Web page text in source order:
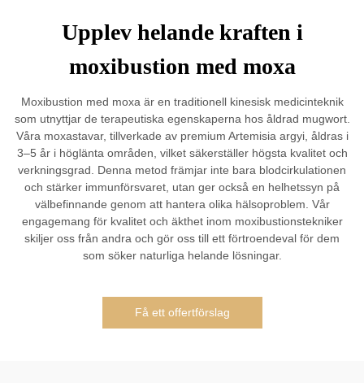
Upplev helande kraften i
moxibustion med moxa
Moxibustion med moxa är en traditionell kinesisk medicinteknik
som utnyttjar de terapeutiska egenskaperna hos åldrad mugwort.
Våra moxastavar, tillverkade av premium Artemisia argyi, åldras i
3–5 år i höglänta områden, vilket säkerställer högsta kvalitet och
verkningsgrad. Denna metod främjar inte bara blodcirkulationen
och stärker immunförsvaret, utan ger också en helhetssyn på
välbefinnande genom att hantera olika hälsoproblem. Vår
engagemang för kvalitet och äkthet inom moxibustionstekniker
skiljer oss från andra och gör oss till ett förtroendeval för dem
som söker naturliga helande lösningar.
Få ett offertförslag